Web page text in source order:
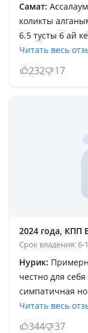
Самат:
коликты
6.5 тусты 6 ай
кабылдамай
мынга ладно
куа бастады
великпен
переключение
Читать весь
232 17
2024 года, КПП
Срок владения: 6-
Нурик:
честно для
симпатичная
проездил на
По гарантии
Читать весь
344 37